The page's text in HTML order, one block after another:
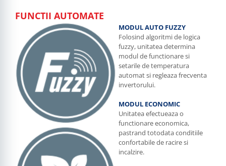
FUNCTII AUTOMATE
MODUL AUTO FUZZY
Folosind algoritmi de logica
fuzzy, unitatea determina
modul de functionare si
setarile de temperatura
automat si regleaza frecventa
invertorului.
MODUL ECONOMIC
Unitatea efectueaza o
functionare economica,
pastrand totodata conditiile
confortabile de racire si
incalzire.